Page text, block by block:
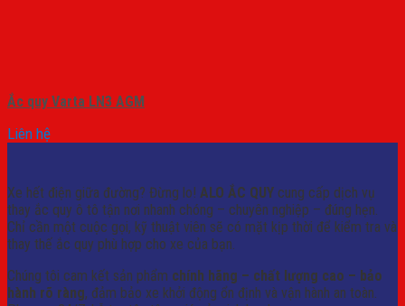
Ắc quy Varta LN3 AGM
Liên hệ
Xe hết điện giữa đường? Đừng lo! ALO ẮC QUY cung cấp dịch vụ
thay ắc quy ô tô tận nơi nhanh chóng – chuyên nghiệp – đúng hẹn.
Chỉ cần một cuộc gọi, kỹ thuật viên sẽ có mặt kịp thời để kiểm tra và
thay thế ắc quy phù hợp cho xe của bạn.
Chúng tôi cam kết sản phẩm chính hãng – chất lượng cao – bảo
hành rõ ràng, đảm bảo xe khởi động ổn định và vận hành an toàn.